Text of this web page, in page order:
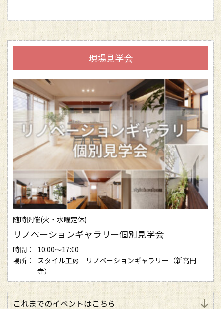
現場見学会
随時開催(火・水曜定休)
リノベーションギャラリー個別見学会
時間：
10:00～17:00
場所：
スタイル工房 リノベーションギャラリー（新高円
寺）
これまでのイベントはこちら